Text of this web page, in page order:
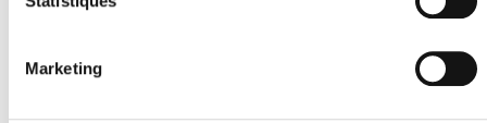
Marketing
prévenir l'ostéoporose. L'examen, rapide
pour évaluer la solidité des os,
principalement au niveau du rachis et